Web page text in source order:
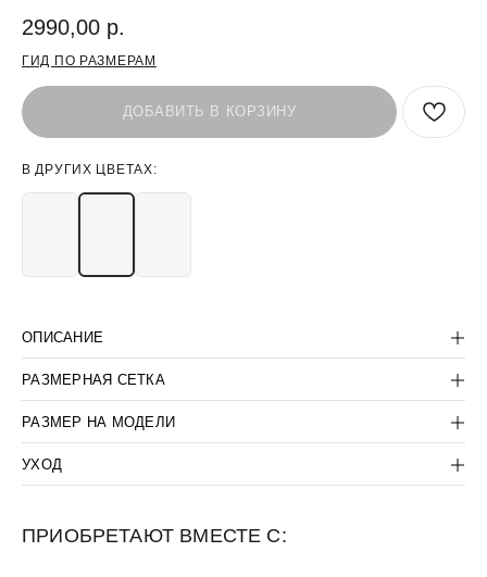
2990,00 р.
ГИД ПО РАЗМЕРАМ
ДОБАВИТЬ В КОРЗИНУ
В ДРУГИХ ЦВЕТАХ:
ОПИСАНИЕ
РАЗМЕРНАЯ СЕТКА
РАЗМЕР НА МОДЕЛИ
УХОД
ПРИОБРЕТАЮТ ВМЕСТЕ С:
БЫТЬ В КУРСЕ СКИДОК:
КОРПОРАТИВНЫМ КЛИЕНТАМ